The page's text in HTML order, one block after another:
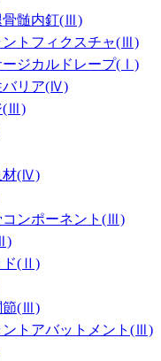
髄内釘(Ⅲ)
トフィクスチャ(Ⅲ)
ジカルドレープ(Ⅰ)
リア(Ⅳ)
(Ⅲ)
材(Ⅳ)
ンポーネント (Ⅲ)
(Ⅱ)
(Ⅲ)
トアバットメント (Ⅲ)